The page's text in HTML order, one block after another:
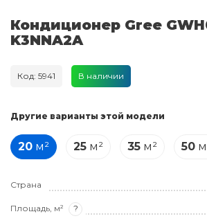
Кондиционер Gree
K3NNA2A
Код: 5941 В наличии
Другие варианты этой модели
20 м² 25 м² 35 м² 50
Страна
Площадь, м² ?